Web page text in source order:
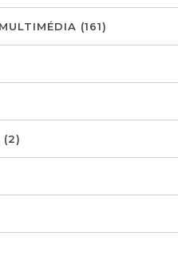
(161)
(2)